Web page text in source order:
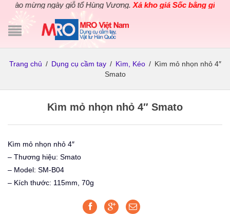
mừng ngày giỗ tổ Hùng Vương.Xả kho giá Sốc bằng giá Gốc
Trang chủ / Dụng cụ cầm tay / Kìm, Kéo / Kìm mỏ nhọn nhỏ 4″
Smato
Kìm mỏ nhọn nhỏ 4″ Smato
Kìm mỏ nhọn nhỏ 4″
– Thương hiệu: Smato
– Model: SM-B04
– Kích thước: 115mm, 70g